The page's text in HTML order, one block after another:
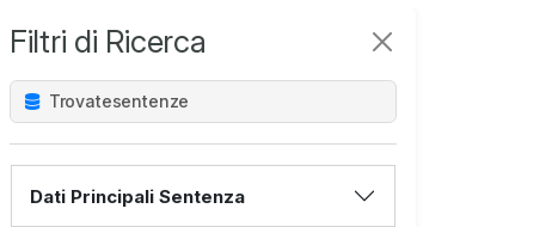
Filtri di Ricerca
Trovatesentenze
Dati Principali Sentenza